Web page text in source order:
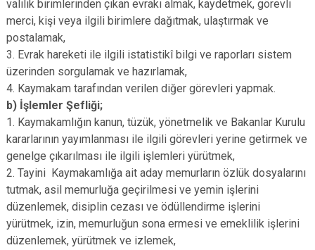
valilik birimlerinden çıkan evrakı almak, kaydetmek, görevli
merci, kişi veya ilgili birimlere dağıtmak, ulaştırmak ve
postalamak,
3. Evrak hareketi ile ilgili istatistikî bilgi ve raporları sistem
üzerinden sorgulamak ve hazırlamak,
4. Kaymakam tarafından verilen diğer görevleri yapmak.
b) İşlemler Şefliği;
1. Kaymakamlığın kanun, tüzük, yönetmelik ve Bakanlar Kurulu
kararlarının yayımlanması ile ilgili görevleri yerine getirmek ve
genelge çıkarılması ile ilgili işlemleri yürütmek,
2. Tayini Kaymakamlığa ait aday memurların özlük dosyalarını
tutmak, asil memurluğa geçirilmesi ve yemin işlerini
düzenlemek, disiplin cezası ve ödüllendirme işlerini
yürütmek, izin, memurluğun sona ermesi ve emeklilik işlerini
düzenlemek, yürütmek ve izlemek,